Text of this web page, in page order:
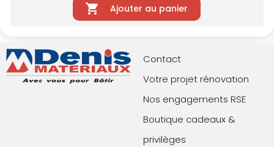
Ajouter au panier
Contact
Votre projet rénovation
Nos engagements RSE
Boutique cadeaux &
privilèges